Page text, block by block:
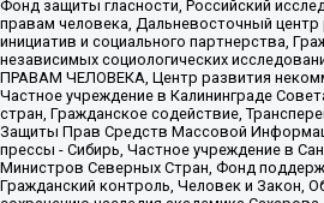
Фонд защиты гласности, Российский
правам человека, Дальневосточный центр
инициатив и социального партнерства,
независимых социологических
ПРАВАМ ЧЕЛОВЕКА, Центр развития
Частное учреждение в Калининграде
стран, Гражданское содействие,
Защиты Прав Средств Массовой
прессы - Сибирь, Частное учреждение в
Министров Северных Стран, Фонд
Гражданский контроль, Человек и Закон,